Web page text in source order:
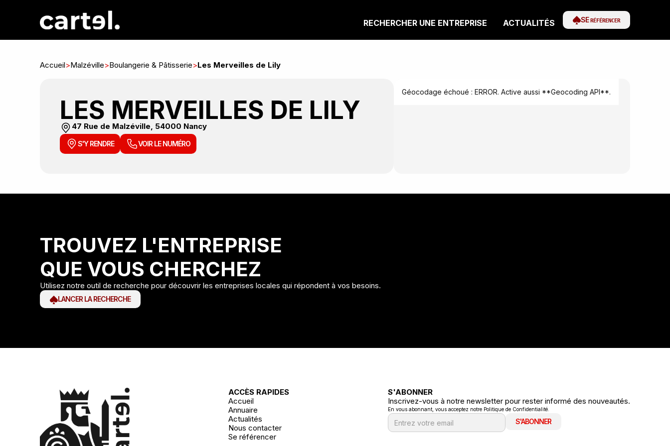
RECHERCHER UNE ENTREPRISE ACTUALITÉS SERÉFÉRENCER
Accueil>Malzéville>Boulangerie & Pâtisserie>Les Merveilles de Lily
LES MERVEILLES DE LILY
47 Rue de Malzéville, 54000 Nancy
S'Y RENDRE VOIR LE NUMÉRO
Géocodage échoué : ERROR. Active aussi **Geocoding API**.
TROUVEZ L'ENTREPRISE
QUE VOUS CHERCHEZ
Utilisez notre outil de recherche pour découvrir les entreprises locales qui répondent à vos besoins.
LANCER LA RECHERCHE
ACCÈS RAPIDES
Accueil
Annuaire
Actualités
Nous contacter
Se référencer
S'ABONNER
Inscrivez-vous à notre newsletter pour rester informé des nouveautés.
En vous abonnant, vous acceptez notre Politique de Confidentialité.